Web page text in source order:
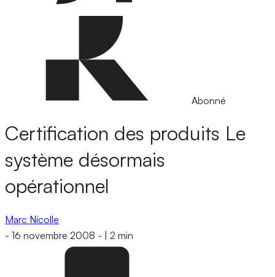
Abonné
Certification des produits Le
système désormais
opérationnel
Marc Nicolle
- 16 novembre 2008 - 2 min